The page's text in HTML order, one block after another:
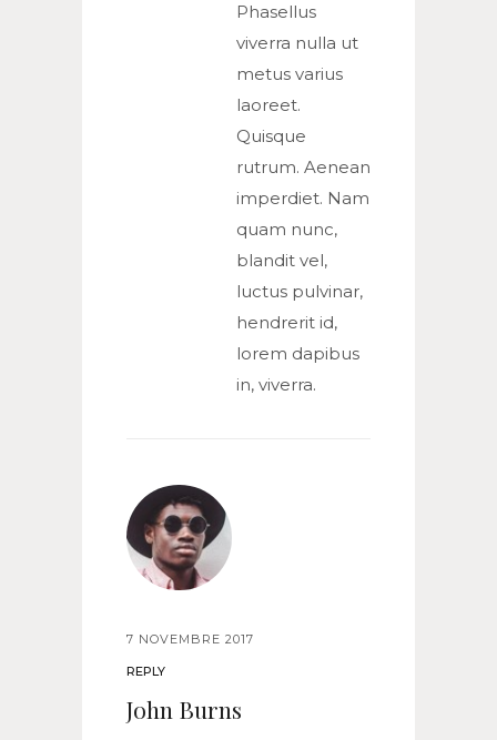
Phasellus
viverra nulla ut
metus varius
laoreet.
Quisque
rutrum. Aenean
imperdiet. Nam
quam nunc,
blandit vel,
luctus pulvinar,
hendrerit id,
lorem dapibus
in, viverra.
7 NOVEMBRE 2017
REPLY
John Burns